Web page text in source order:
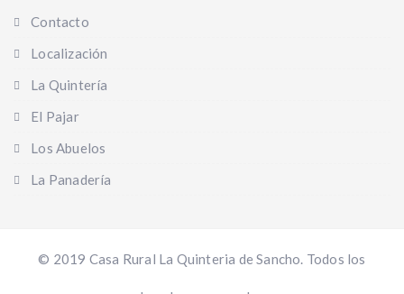
Contacto
Localización
La Quintería
El Pajar
Los Abuelos
La Panadería
© 2019 Casa Rural La Quinteria de Sancho. Todos los